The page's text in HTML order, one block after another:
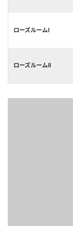
ローズルームⅠ
ローズルームⅡ